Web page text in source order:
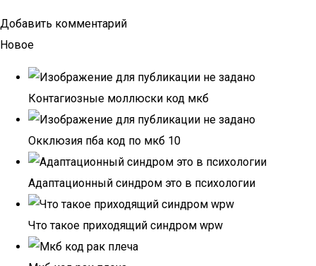
Добавить комментарий
Новое
Контагиозные моллюски код мкб
Окклюзия пба код по мкб 10
Адаптационный синдром это в психологии
Что такое приходящий синдром wpw